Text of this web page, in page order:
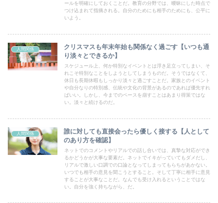
ールを明確にしておくことだ。教育の分野では、曖昧にした時点で
つけ込まれて指摘される。自分のためにも相手のためにも、公平に
いよう。
人間関係
クリスマスも年末年始も関係なく過ごす【いつも通
り淡々とできるか】
スケジュール上、何か特別なイベントとは浮き足立ってしまい、そ
れこそ特別なことをしようとしてしまうものだ。そうではなくて、
休日も長期休暇もしっかり淡々と過ごすことだ。家族とのイベント
や自分なりの特別感、伝統や文化の背景があるのであれば優先すれ
ばいい。しかし、今までのペースを崩すことはあまり得策ではな
い。淡々と続けるのだ。
人間関係
誰に対しても直接会ったら優しく接する【人として
のあり方を確認】
ネットでのコメントやリアルでの話し合いでは、真摯な対応ができ
るかどうかが大事な要素だ。ネットでイキがっていてもダメだし、
リアルで激しい口調での口論となってしまってもらちがあかない。
いつでも相手の意見を聞こうとすること。そして丁寧に相手に意見
することが大事なことだ。なんでも受け入れるということではな
い。自分を強く持ちながら、だ。